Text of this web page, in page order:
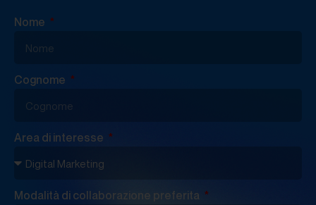
Nome
Cognome
Area di interesse
Modalità di collaborazione preferita